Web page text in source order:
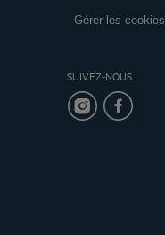
Gérer les cookies
SUIVEZ-NOUS